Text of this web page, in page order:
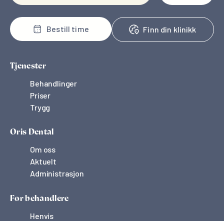
Bestill time Finn din klinikk
Tjenester
Behandlinger
Priser
Trygg
Oris Dental
Om oss
Aktuelt
Administrasjon
For behandlere
Henvis